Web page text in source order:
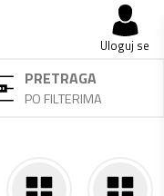
Uloguj se
PRETRAGA
PO FILTERIMA